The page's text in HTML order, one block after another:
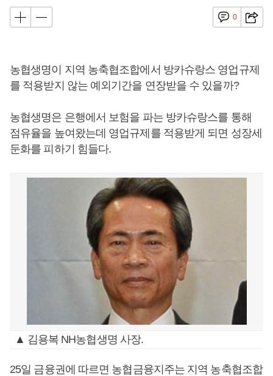
0
농협생명이 지역 농축협조합에서 방카슈랑스 영업규제
를 적용받지 않는 예외기간을 연장받을 수 있을까?
농협생명은 은행에서 보험을 파는 방카슈랑스를 통해
점유율을 높여왔는데 영업규제를 적용받게 되면 성장세
둔화를 피하기 힘들다.
▲ 김용복 NH농협생명 사장.
25일 금융권에 따르면 농협금융지주는 지역 농축협조합